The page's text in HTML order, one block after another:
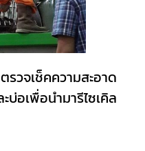
วจเช็คความสะอาด
อเพื่อนำมารีไซเคิล